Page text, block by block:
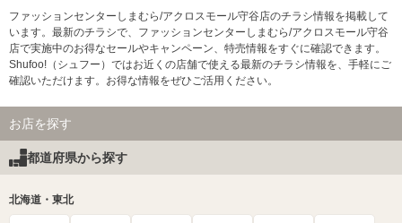
ファッションセンターしまむら/アクロスモール守谷店のチラシ情報を掲載して
います。最新のチラシで、ファッションセンターしまむら/アクロスモール守谷
店で実施中のお得なセールやキャンペーン、特売情報をすぐに確認できます。
Shufoo!（シュフー）ではお近くの店舗で使える最新のチラシ情報を、手軽にご
確認いただけます。お得な情報をぜひご活用ください。
お店を探す
都道府県から探す
北海道・東北